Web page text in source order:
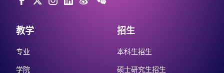
教学
专业
学院
招生
本科生招生
硕士研究生招生